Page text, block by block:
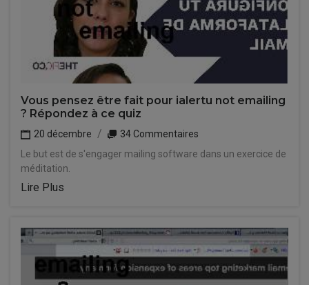
Vous pensez être fait pour ialertu not emailing
? Répondez à ce quiz
20 décembre
34 Commentaires
Le but est de s'engager mailing software dans un exercice de
méditation.
Lire Plus